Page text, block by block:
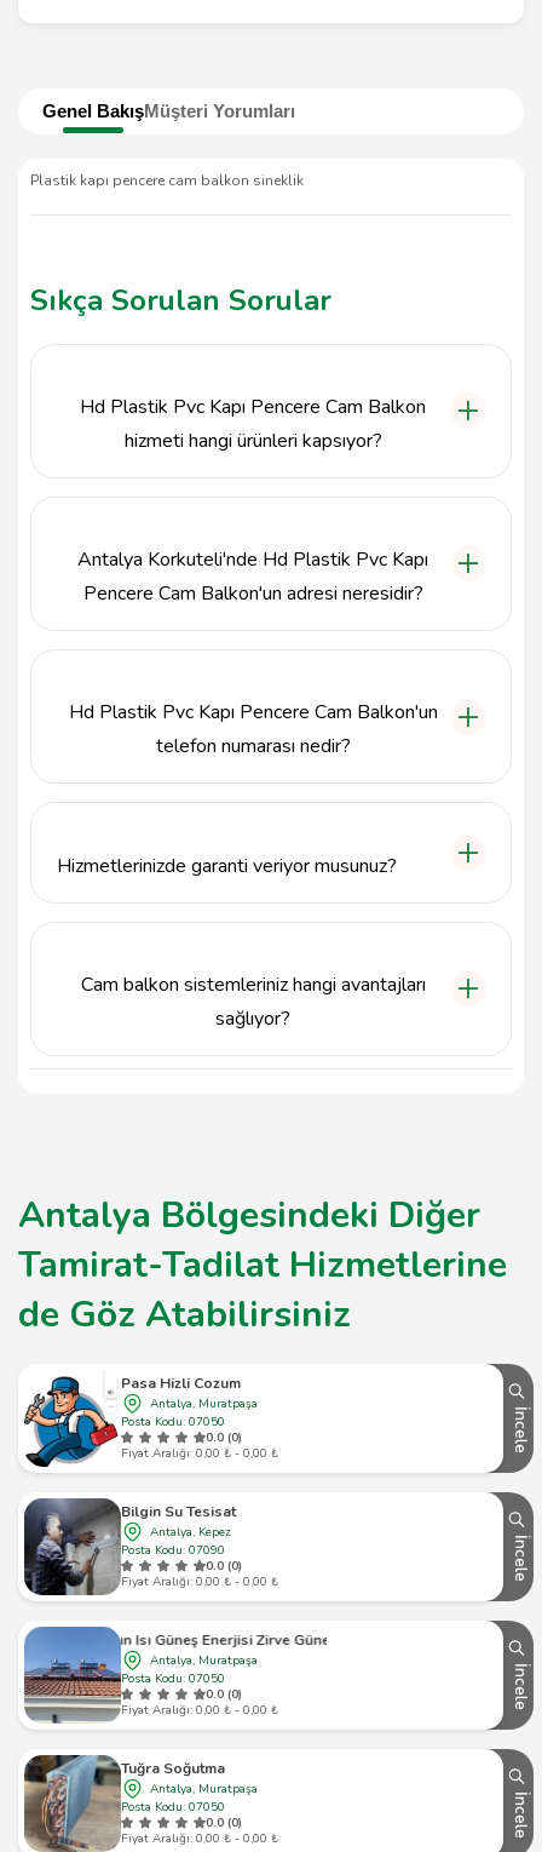
Genel BakışMüşteri Yorumları
Plastik kapı pencere cam balkon sineklik
Sıkça Sorulan Sorular
Hd Plastik Pvc Kapı Pencere Cam Balkon
hizmeti hangi ürünleri kapsıyor?
Antalya Korkuteli'nde Hd Plastik Pvc Kapı
Pencere Cam Balkon'un adresi neresidir?
Hd Plastik Pvc Kapı Pencere Cam Balkon'un
telefon numarası nedir?
Hizmetlerinizde garanti veriyor musunuz?
sunmaktadır.
Cam balkon sistemleriniz hangi avantajları
sağlıyor?
Cam balkon sistemleri, hem estetik bir görünüm
Antalya Bölgesindeki Diğer
Tamirat-Tadilat Hizmetlerine
de Göz Atabilirsiniz
Pasa Hizli Cozum
Antalya, Muratpaşa
Posta Kodu: 07050
0.0 (0)
Fiyat Aralığı: 0,00 ₺ - 0,00 ₺
İncele
Bilgin Su Tesisat
Antalya, Kepez
Posta Kodu: 07090
0.0 (0)
Fiyat Aralığı: 0,00 ₺ - 0,00 ₺
İncele
Antalya Gün Isı Güneş Enerjisi Zirve Güneş Enerji Sistemleri
Antalya, Muratpaşa
Posta Kodu: 07050
0.0 (0)
Fiyat Aralığı: 0,00 ₺ - 0,00 ₺
İncele
Tuğra Soğutma
Antalya, Muratpaşa
Posta Kodu: 07050
0.0 (0)
Fiyat Aralığı: 0,00 ₺ - 0,00 ₺
İncele